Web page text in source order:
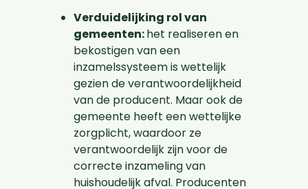
Verduidelijking rol van
gemeenten:het realiseren en
bekostigen van een
inzamelssysteem is wettelijk
gezien de verantwoordelijkheid
van de producent. Maar ook de
gemeente heeft een wettelijke
zorgplicht, waardoor ze
verantwoordelijk zijn voor de
correcte inzameling van
huishoudelijk afval. Producenten